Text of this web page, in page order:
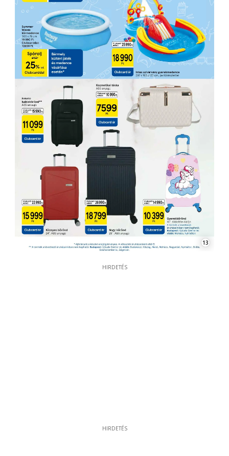
13
HIRDETÉS
HIRDETÉS